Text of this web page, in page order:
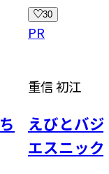
29
PR
今井 亮
うなぎの
ーヤーチ